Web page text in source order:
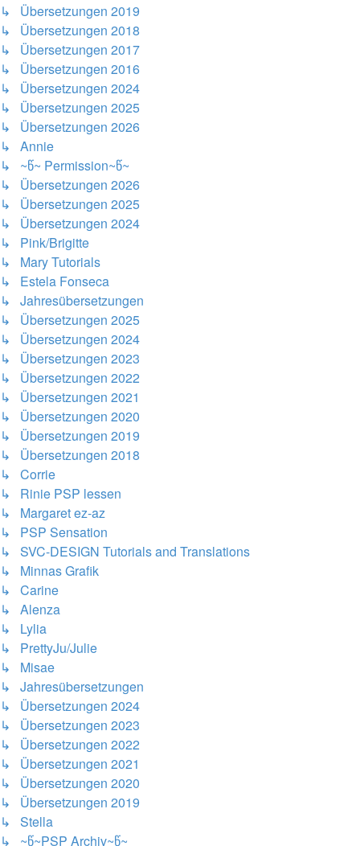
↳ Übersetzungen 2019
↳ Übersetzungen 2018
↳ Übersetzungen 2017
↳ Übersetzungen 2016
↳ Übersetzungen 2024
↳ Übersetzungen 2025
↳ Übersetzungen 2026
↳ Annie
↳ ~წ~ Permission~წ~
↳ Übersetzungen 2026
↳ Übersetzungen 2025
↳ Übersetzungen 2024
↳ Pink/Brigitte
↳ Mary Tutorials
↳ Estela Fonseca
↳ Jahresübersetzungen
↳ Übersetzungen 2025
↳ Übersetzungen 2024
↳ Übersetzungen 2023
↳ Übersetzungen 2022
↳ Übersetzungen 2021
↳ Übersetzungen 2020
↳ Übersetzungen 2019
↳ Übersetzungen 2018
↳ Corrie
↳ Rinie PSP lessen
↳ Margaret ez-az
↳ PSP Sensation
↳ SVC-DESIGN Tutorials and Translations
↳ Minnas Grafik
↳ Carine
↳ Alenza
↳ Lylia
↳ PrettyJu/Julie
↳ Misae
↳ Jahresübersetzungen
↳ Übersetzungen 2024
↳ Übersetzungen 2023
↳ Übersetzungen 2022
↳ Übersetzungen 2021
↳ Übersetzungen 2020
↳ Übersetzungen 2019
↳ Stella
↳ ~წ~PSP Archiv~წ~